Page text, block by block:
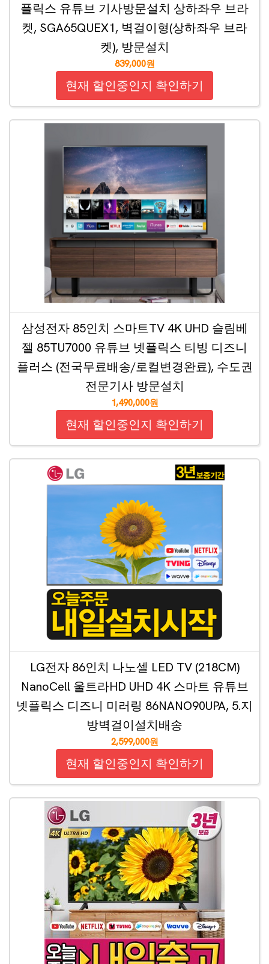
플릭스 유튜브 기사방문설치 상하좌우 브라
켓, SGA65QUEX1, 벽걸이형(상하좌우 브라
켓), 방문설치
839,000원
현재 할인중인지 확인하기
삼성전자 85인치 스마트TV 4K UHD 슬림베
젤 85TU7000 유튜브 넷플릭스 티빙 디즈니
플러스 (전국무료배송/로컬변경완료), 수도권
전문기사 방문설치
1,490,000원
현재 할인중인지 확인하기
LG전자 86인치 나노셀 LED TV (218CM)
NanoCell 울트라HD UHD 4K 스마트 유튜브
넷플릭스 디즈니 미러링 86NANO90UPA, 5.지
방벽걸이설치배송
2,599,000원
현재 할인중인지 확인하기